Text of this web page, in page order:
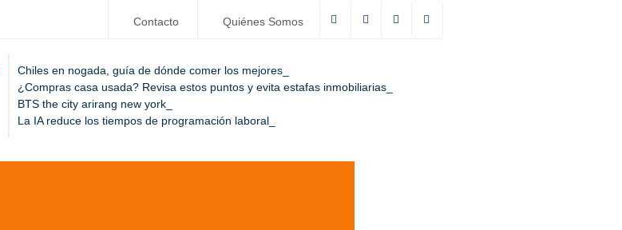
Contacto Quiénes Somos
Chiles en nogada, guía de dónde comer los mejores
¿Compras casa usada? Revisa estos puntos y evita estafas inmobiliarias
BTS the city arirang new york
La IA reduce los tiempos de programación laboral